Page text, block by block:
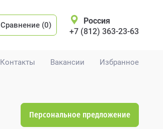
Контакты Вакансии Избранное
Сравнение (0)
Россия
+7 (812) 363-23-63
Персональное предложение